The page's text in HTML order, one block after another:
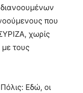
που
χωρίς
με τους
Εδώ, οι